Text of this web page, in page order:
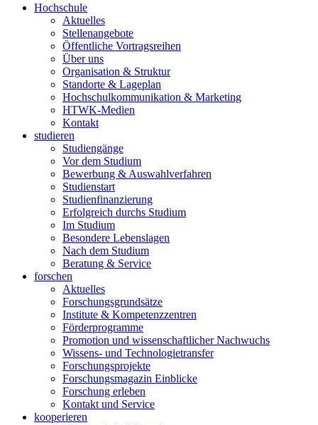
Hochschule
Aktuelles
Stellenangebote
Öffentliche Vortragsreihen
Über uns
Organisation & Struktur
Standorte & Lageplan
Hochschulkommunikation & Marketing
HTWK-Medien
Kontakt
studieren
Studiengänge
Vor dem Studium
Bewerbung & Auswahlverfahren
Studienstart
Studienfinanzierung
Erfolgreich durchs Studium
Im Studium
Besondere Lebenslagen
Nach dem Studium
Beratung & Service
forschen
Aktuelles
Forschungsgrundsätze
Institute & Kompetenzzentren
Förderprogramme
Promotion und wissenschaftlicher Nachwuchs
Wissens- und Technologietransfer
Forschungsprojekte
Forschungsmagazin Einblicke
Forschung erleben
Kontakt und Service
kooperieren